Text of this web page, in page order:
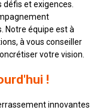
et exigences.
Notre équipe est à
à vous conseiller
votre vision.
!
innovantes